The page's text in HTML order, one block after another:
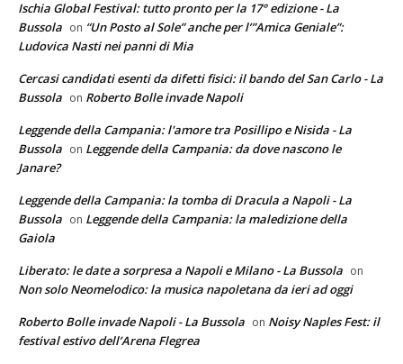
Ischia Global Festival: tutto pronto per la 17° edizione - La
Bussola on “Un Posto al Sole” anche per l’”Amica Geniale”:
Ludovica Nasti nei panni di Mia
Cercasi candidati esenti da difetti fisici: il bando del San Carlo - La
Bussola on Roberto Bolle invade Napoli
Leggende della Campania: l'amore tra Posillipo e Nisida - La
Bussola on Leggende della Campania: da dove nascono le
Janare?
Leggende della Campania: la tomba di Dracula a Napoli - La
Bussola on Leggende della Campania: la maledizione della
Gaiola
Liberato: le date a sorpresa a Napoli e Milano - La Bussola on
Non solo Neomelodico: la musica napoletana da ieri ad oggi
Roberto Bolle invade Napoli - La Bussola on Noisy Naples Fest: il
festival estivo dell’Arena Flegrea